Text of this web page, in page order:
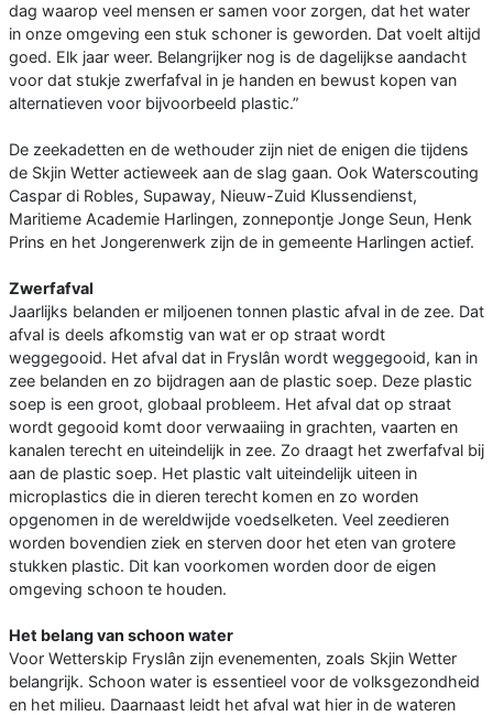
dag waarop veel mensen er samen voor zorgen, dat het water
in onze omgeving een stuk schoner is geworden. Dat voelt altijd
goed. Elk jaar weer. Belangrijker nog is de dagelijkse aandacht
voor dat stukje zwerfafval in je handen en bewust kopen van
alternatieven voor bijvoorbeeld plastic.”
De zeekadetten en de wethouder zijn niet de enigen die tijdens
de Skjin Wetter actieweek aan de slag gaan. Ook Waterscouting
Caspar di Robles, Supaway, Nieuw-Zuid Klussendienst,
Maritieme Academie Harlingen, zonnepontje Jonge Seun, Henk
Prins en het Jongerenwerk zijn de in gemeente Harlingen actief.
Zwerfafval
Jaarlijks belanden er miljoenen tonnen plastic afval in de zee. Dat
afval is deels afkomstig van wat er op straat wordt
weggegooid. Het afval dat in Fryslân wordt weggegooid, kan in
zee belanden en zo bijdragen aan de plastic soep. Deze plastic
soep is een groot, globaal probleem. Het afval dat op straat
wordt gegooid komt door verwaaiing in grachten, vaarten en
kanalen terecht en uiteindelijk in zee. Zo draagt het zwerfafval bij
aan de plastic soep. Het plastic valt uiteindelijk uiteen in
microplastics die in dieren terecht komen en zo worden
opgenomen in de wereldwijde voedselketen. Veel zeedieren
worden bovendien ziek en sterven door het eten van grotere
stukken plastic. Dit kan voorkomen worden door de eigen
omgeving schoon te houden.
Het belang van schoon water
Voor Wetterskip Fryslân zijn evenementen, zoals Skjin Wetter
belangrijk. Schoon water is essentieel voor de volksgezondheid
en het milieu. Daarnaast leidt het afval wat hier in de wateren